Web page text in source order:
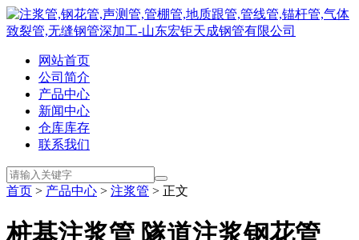
网站首页
公司简介
产品中心
新闻中心
仓库库存
联系我们
首页 > 产品中心 > 注浆管 > 正文
桩基注浆管 隧道注浆钢花管